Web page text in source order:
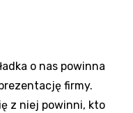
o nas powinna
firmy.
z niej powinni, kto